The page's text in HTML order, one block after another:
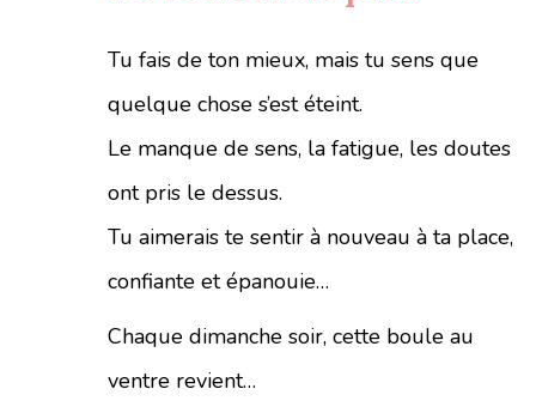
Tu fais de ton mieux, mais tu sens que
quelque chose s’est éteint.
Le manque de sens, la fatigue, les doutes
ont pris le dessus.
Tu aimerais te sentir à nouveau à ta place,
confiante et épanouie…
Chaque dimanche soir, cette boule au
ventre revient…